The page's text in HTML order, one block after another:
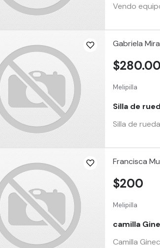
Vendo
Gabriela
Melipilla
Silla de
Silla de
Francisca
Melipilla
camilla
Camilla
$200